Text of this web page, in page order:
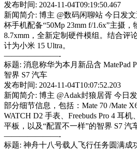
发布时间: 2024-11-04T09:19:50.467
新闻简介: 博主 @数码闲聊站 今日发
杯手机配备“50Mp 23mm f/1.6x”主摄
8.7xmm，全新定制硬件模组。结合评
计为小米 15 Ultra。
———————-
标题: 消息称华为本月新品含 MatePad
智界 S7 汽车
发布时间: 2024-11-04T10:07:52.203
新闻简介: 博主 @Adak封狼居胥 今日
部分细节信息，包括：Mate 70 /Mate
WATCH D2 手表、Freebuds Pro 4 耳机
平板，以及“配置不一样”的智界 S7 汽
———————-
标题: 神舟十八号载人飞行任务圆满成